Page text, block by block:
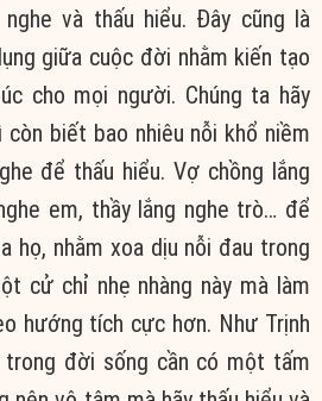
và thấu hiểu. Đây cũng là
giữa cuộc đời nhằm kiến tạo
cho mọi người. Chúng ta hãy
còn biết bao nhiêu nỗi khổ niềm
để thấu hiểu. Vợ chồng lắng
em, thầy lắng nghe trò… để
họ, nhằm xoa dịu nỗi đau trong
cử chỉ nhẹ nhàng này mà làm
hướng tích cực hơn. Như Trịnh
trong đời sống cần có một tấm